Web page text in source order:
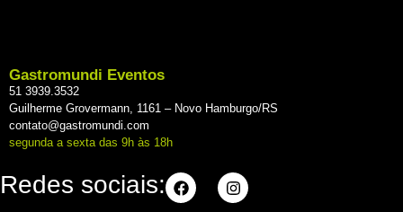
Gastromundi Eventos
51 3939.3532
Guilherme Grovermann, 1161 – Novo Hamburgo/RS
contato@gastromundi.com
segunda a sexta das 9h às 18h
Redes sociais: